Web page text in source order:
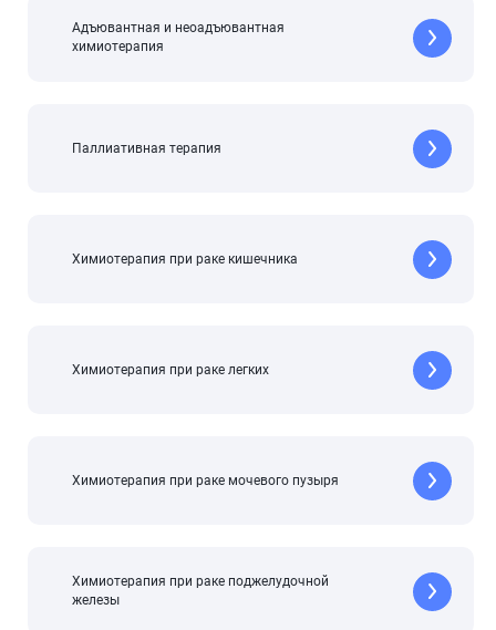
Адъювантная и неоадъювантная
химиотерапия
Паллиативная терапия
Химиотерапия при раке кишечника
Химиотерапия при раке легких
Химиотерапия при раке мочевого пузыря
Химиотерапия при раке поджелудочной
железы